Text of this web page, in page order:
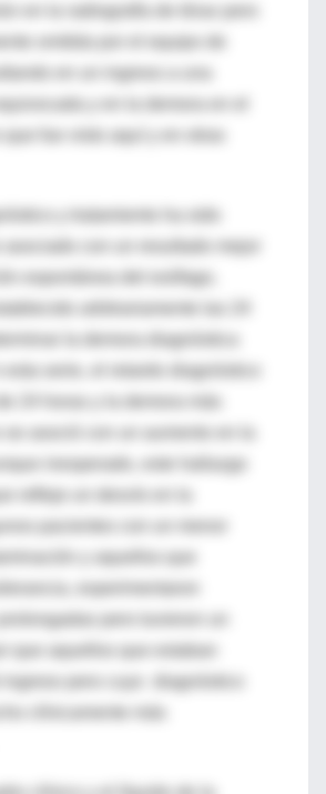
en la radiografía de tórax pero
omitida por el equipo de
en un ingreso a una
y en la demora en el
que fue visto aquí y en otras
y tratamiento ha sido
espontánea del esófago,
la demora diagnóstica
esta serie, el retardo diagnóstico
se asoció con un aumento en la
inesperado, este hallazgo
pacientes con un menor
y aquellos que
pero tuvieron un
que aquellos que estaban
ingreso pero cuyo diagnóstico